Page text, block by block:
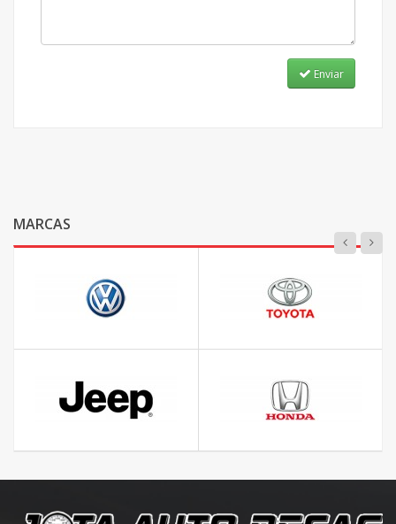
Enviar
MARCAS